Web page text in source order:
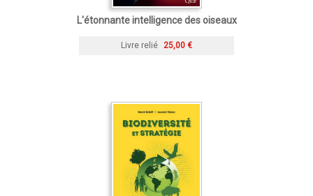
L'étonnante intelligence des oiseaux
Livre relié 25,00 €